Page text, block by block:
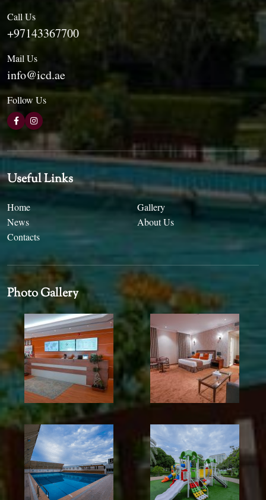
Call Us
+97143367700
Mail Us
info@icd.ae
Follow Us
Useful Links
Home
Gallery
News
About Us
Contacts
Photo Gallery